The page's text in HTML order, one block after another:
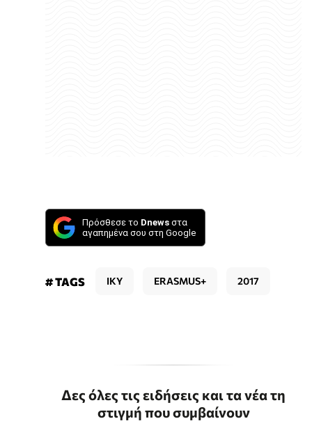
Πρόσθεσε το Dnews στα
αγαπημένα σου στη Google
# TAGS ΙΚΥ ERASMUS+ 2017
Δες όλες τις ειδήσεις και τα νέα τη
στιγμή που συμβαίνουν